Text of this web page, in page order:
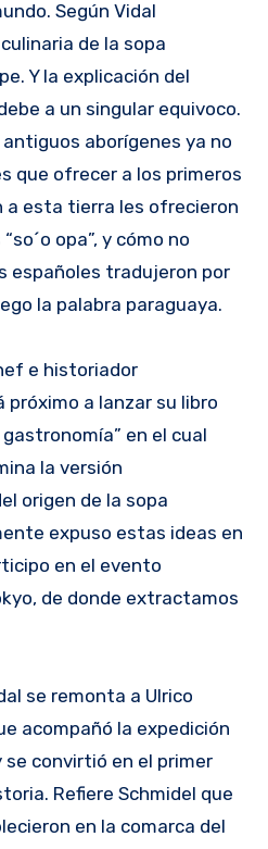
Según Vidal
de la sopa
Y la explicación del
a un singular equivoco.
aborígenes ya no
que ofrecer a los primeros
a esta tierra les ofrecieron
opa”, y cómo no
españoles tradujeron por
la palabra paraguaya.
e historiador
a lanzar su libro
en el cual
la versión
origen de la sopa
expuso estas ideas en
en el evento
de donde extractamos
se remonta a Ulrico
acompañó la expedición
se convirtió en el primer
Refiere Schmidel que
en la comarca del